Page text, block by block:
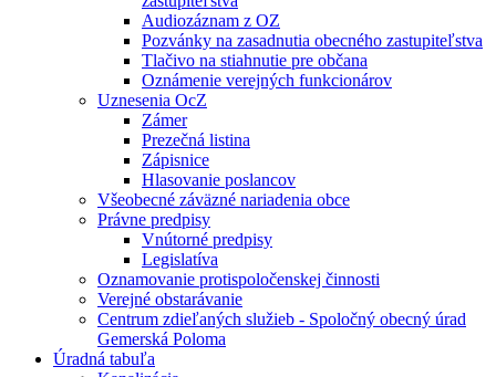
Audiozáznam z OZ
Pozvánky na zasadnutia obecného zastupiteľstva
Tlačivo na stiahnutie pre občana
Oznámenie verejných funkcionárov
Uznesenia OcZ
Zámer
Prezečná listina
Zápisnice
Hlasovanie poslancov
Všeobecné záväzné nariadenia obce
Právne predpisy
Vnútorné predpisy
Legislatíva
Oznamovanie protispoločenskej činnosti
Verejné obstarávanie
Centrum zdieľaných služieb - Spoločný obecný úrad
Gemerská Poloma
Úradná tabuľa